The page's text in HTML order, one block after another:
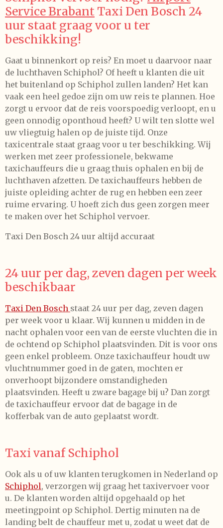
Service Brabant Taxi Den Bosch 24
uur staat graag voor u ter
beschikking!
Gaat u binnenkort op reis? En moet u daarvoor naar
de luchthaven Schiphol? Of heeft u klanten die uit
het buitenland op Schiphol zullen landen? Het kan
vaak een heel gedoe zijn om uw reis te plannen. Hoe
zorgt u ervoor dat de reis voorspoedig verloopt, en u
geen onnodig oponthoud heeft? U wilt ten slotte wel
uw vliegtuig halen op de juiste tijd. Onze
taxicentrale staat graag voor u ter beschikking. Wij
werken met zeer professionele, bekwame
taxichauffeurs die u graag thuis ophalen en bij de
luchthaven afzetten. De taxichauffeurs hebben de
juiste opleiding achter de rug en hebben een zeer
ruime ervaring. U hoeft zich dus geen zorgen meer
te maken over het Schiphol vervoer.
Taxi Den Bosch 24 uur altijd accuraat
24 uur per dag, zeven dagen per week
beschikbaar
Taxi Den Bosch staat 24 uur per dag, zeven dagen
per week voor u klaar. Wij kunnen u midden in de
nacht ophalen voor een van de eerste vluchten die in
de ochtend op Schiphol plaatsvinden. Dit is voor ons
geen enkel probleem. Onze taxichauffeur houdt uw
vluchtnummer goed in de gaten, mochten er
onverhoopt bijzondere omstandigheden
plaatsvinden. Heeft u zware bagage bij u? Dan zorgt
de taxichauffeur ervoor dat de bagage in de
kofferbak van de auto geplaatst wordt.
Taxi vanaf Schiphol
Ook als u of uw klanten terugkomen in Nederland op
Schiphol, verzorgen wij graag het taxivervoer voor
u. De klanten worden altijd opgehaald op het
meetingpoint op Schiphol. Dertig minuten na de
landing belt de chauffeur met u, zodat u weet dat de